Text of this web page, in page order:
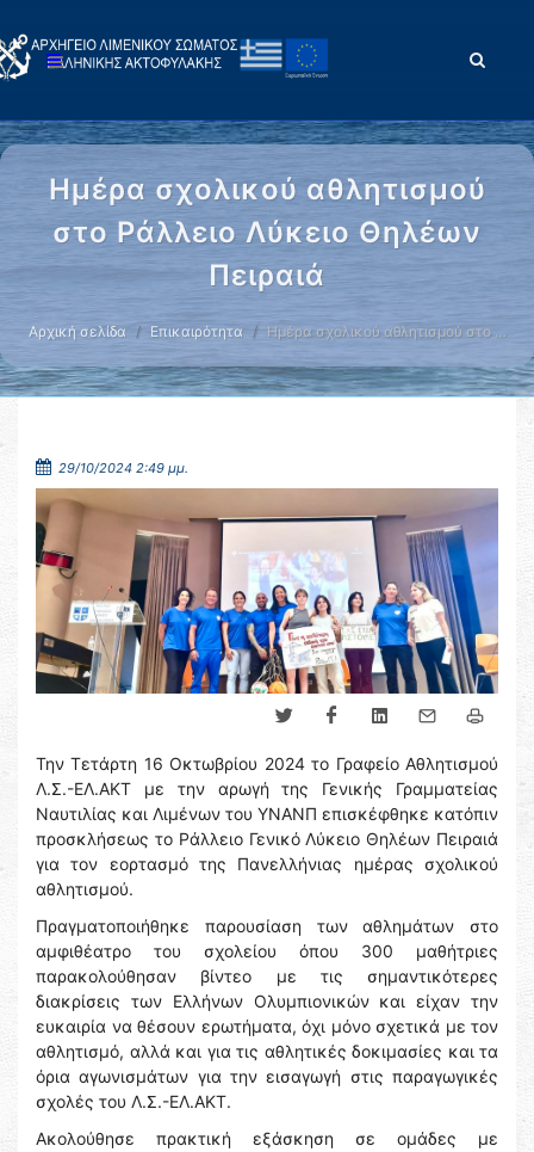
Ημέρα σχολικού αθλητισμού
στο Ράλλειο Λύκειο Θηλέων
Πειραιά
Αρχική σελίδα Επικαιρότητα Ημέρα σχολικού αθλητισμού στο …
29/10/2024 2:49 μμ.
Την Τετάρτη 16 Οκτωβρίου 2024 το Γραφείο Αθλητισμού
Λ.Σ.-ΕΛ.ΑΚΤ με την αρωγή της Γενικής Γραμματείας
Ναυτιλίας και Λιμένων του ΥΝΑΝΠ επισκέφθηκε κατόπιν
προσκλήσεως το Ράλλειο Γενικό Λύκειο Θηλέων Πειραιά
για τον εορτασμό της Πανελλήνιας ημέρας σχολικού
αθλητισμού.
Πραγματοποιήθηκε παρουσίαση των αθλημάτων στο
αμφιθέατρο του σχολείου όπου 300 μαθήτριες
παρακολούθησαν βίντεο με τις σημαντικότερες
διακρίσεις των Ελλήνων Ολυμπιονικών και είχαν την
ευκαιρία να θέσουν ερωτήματα, όχι μόνο σχετικά με τον
αθλητισμό, αλλά και για τις αθλητικές δοκιμασίες και τα
όρια αγωνισμάτων για την εισαγωγή στις παραγωγικές
σχολές του Λ.Σ.-ΕΛ.ΑΚΤ.
Ακολούθησε πρακτική εξάσκηση σε ομάδες με